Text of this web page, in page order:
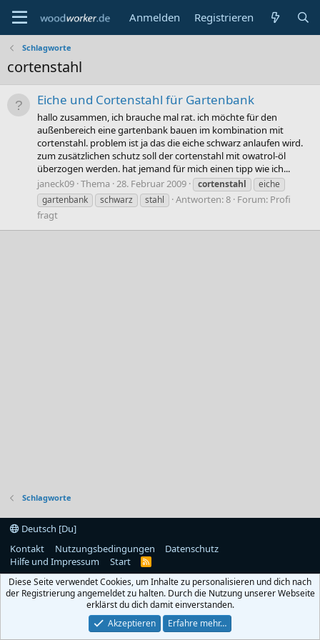
Anmelden Registrieren
Schlagworte
cortenstahl
Eiche und Cortenstahl für Gartenbank
hallo zusammen, ich brauche mal rat. ich möchte für den
außenbereich eine gartenbank bauen im kombination mit
cortenstahl. problem ist ja das die eiche schwarz anlaufen wird.
zum zusätzlichen schutz soll der cortenstahl mit owatrol-öl
überzogen werden. hat jemand für mich einen tipp wie ich...
janeck09 Thema 28. Februar 2009 cortenstahl
eiche
gartenbank
schwarz stahl Antworten: 8 Forum: Profi
fragt
Schlagworte
Deutsch [Du]
Kontakt
Nutzungsbedingungen
Datenschutz
Hilfe und Impressum
Start
R
S
Diese Seite verwendet Cookies, um Inhalte zu personalisieren und dich nach
der Registrierung angemeldet zu halten. Durch die Nutzung unserer Webseite
erklärst du dich damit einverstanden.
Akzeptieren
Erfahre mehr…